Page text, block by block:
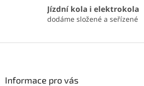
Jízdní kola i elektrokola
dodáme složené a seřízené
Informace pro vás